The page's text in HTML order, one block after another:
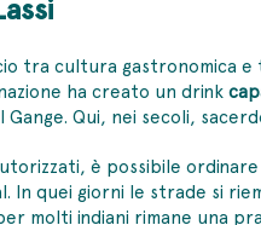
tra cultura gastronomica
ha creato un drink
Qui, nei secoli,
è possibile
In quei giorni le strade si
molti indiani rimane una